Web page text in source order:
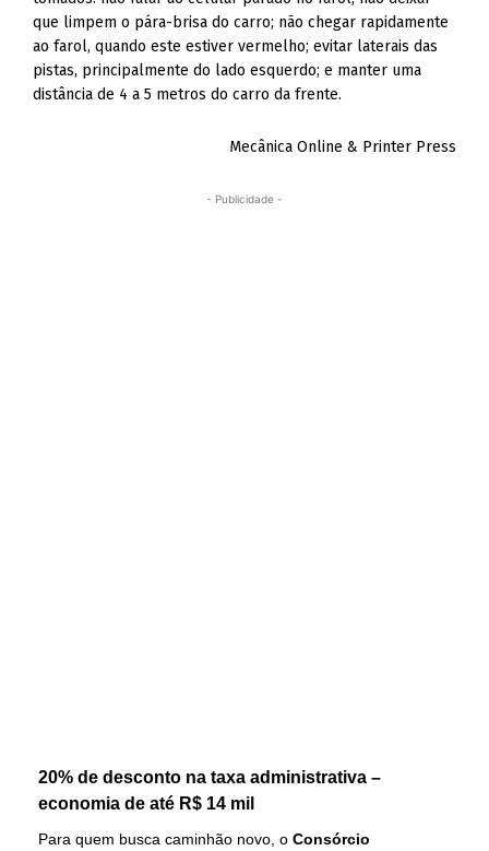
que limpem o pára-brisa do carro; não chegar rapidamente
ao farol, quando este estiver vermelho; evitar laterais das
pistas, principalmente do lado esquerdo; e manter uma
distância de 4 a 5 metros do carro da frente.
Mecânica Online & Printer Press
- Publicidade -
20% de desconto na taxa administrativa –
economia de até R$ 14 mil
Para quem busca caminhão novo, o Consórcio